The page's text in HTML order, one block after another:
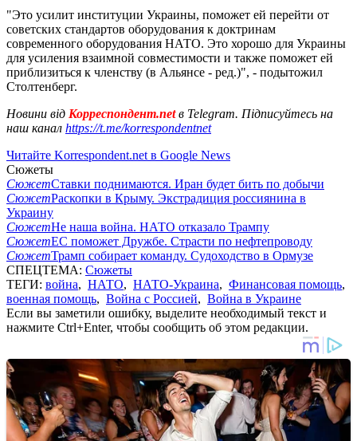
"Это усилит институции Украины, поможет ей перейти от
советских стандартов оборудования к доктринам
современного оборудования НАТО. Это хорошо для Украины
для усиления взаимной совместимости и также поможет ей
приблизиться к членству (в Альянсе - ред.)", - подытожил
Столтенберг.
Новини від Корреспондент.netв Telegram. Підписуйтесь на
наш канал https://t.me/korrespondentnet
Читайте Korrespondent.net в Google News
Сюжеты
СюжетСтавки поднимаются. Иран будет бить по добычи
СюжетРаскопки в Крыму. Экстрадиция россиянина в
Украину
СюжетНе наша война. НАТО отказало Трампу
СюжетЕС поможет Дружбе. Страсти по нефтепроводу
СюжетТрамп собирает команду. Судоходство в Ормузе
СПЕЦТЕМА: Сюжеты
ТЕГИ: война, НАТО, НАТО-Украина, Финансовая помощь,
военная помощь, Война с Россией, Война в Украине
Если вы заметили ошибку, выделите необходимый текст и
нажмите Ctrl+Enter, чтобы сообщить об этом редакции.